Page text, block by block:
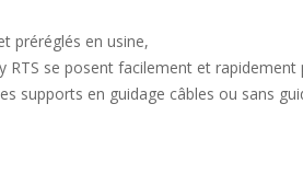
préréglés en usine,
se posent facilement et rapidement
supports en guidage câbles ou sans